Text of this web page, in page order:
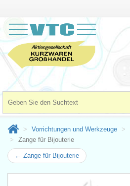
Vorrichtungen und Werkzeuge
Zange für Bijouterie
← Zange für Bijouterie